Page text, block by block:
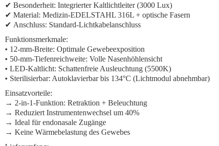
✔ Besonderheit: Integrierter Kaltlichtleiter (3000 Lux)
✔ Material: Medizin-EDELSTAHL 316L + optische Fasern
✔ Anschluss: Standard-Lichtkabelanschluss
Funktionsmerkmale:
• 12-mm-Breite: Optimale Gewebeexposition
• 50-mm-Tiefenreichweite: Volle Nasenhöhlensicht
• LED-Kaltlicht: Schattenfreie Ausleuchtung (5500K)
• Sterilisierbar: Autoklavierbar bis 134°C (Lichtmodul abnehmbar)
Einsatzvorteile:
→ 2-in-1-Funktion: Retraktion + Beleuchtung
→ Reduziert Instrumentenwechsel um 40%
→ Ideal für endonasale Zugänge
→ Keine Wärmebelastung des Gewebes